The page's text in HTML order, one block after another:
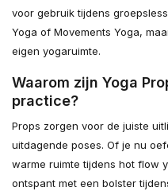
voor gebruik tijdens
Yoga of Movements Yoga,
eigen yogaruimte.
Waarom zijn Yoga
practice?
Props zorgen voor de juiste
uitdagende poses. Of je nu
warme ruimte tijdens hot flow
ontspant met een bolster